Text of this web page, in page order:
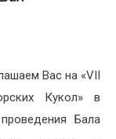
Вас на «VII
Кукол» в
Бала